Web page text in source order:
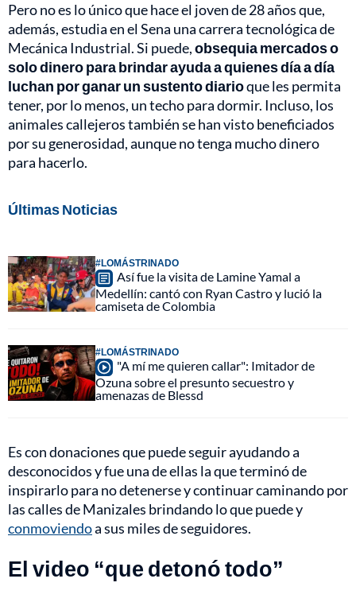
Pero no es lo único que hace el joven de 28 años que,
además, estudia en el Sena una carrera tecnológica de
Mecánica Industrial. Si puede,obsequia mercados o
solo dinero para brindar ayuda a quienes día a día
luchan por ganar un sustento diarioque les permita
tener, por lo menos, un techo para dormir. Incluso, los
animales callejeros también se han visto beneficiados
por su generosidad, aunque no tenga mucho dinero
para hacerlo.
Últimas Noticias
#LOMÁSTRINADO
Así fue la visita de Lamine Yamal a
Medellín: cantó con Ryan Castro y lució la
camiseta de Colombia
#LOMÁSTRINADO
"A mí me quieren callar": Imitador de
Ozuna sobre el presunto secuestro y
amenazas de Blessd
Es con donaciones que puede seguir ayudando a
desconocidos y fue una de ellas la que terminó de
inspirarlo para no detenerse y continuar caminando por
las calles de Manizales brindando lo que puede y
conmoviendoa sus miles de seguidores.
El video “que detonó todo”